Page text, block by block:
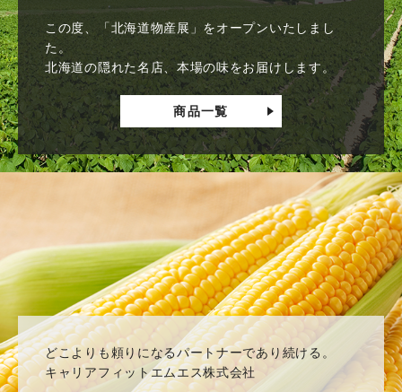
この度、「北海道物産展」をオープンいたしまし
た。
北海道の隠れた名店、本場の味をお届けします。
商品一覧
どこよりも頼りになるパートナーであり続ける。
キャリアフィットエムエス株式会社